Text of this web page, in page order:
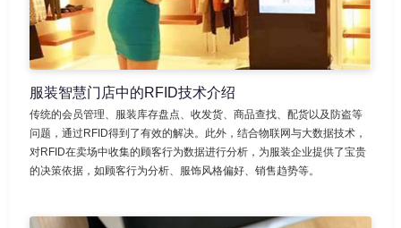
服装智慧门店中的RFID技术介绍
传统的会员管理、服装库存盘点、收发货、商品查找、配货以及防盗等
问题，通过RFID得到了有效的解决。此外，结合物联网与大数据技术，
对RFID在卖场中收集的顾客行为数据进行分析，为服装企业提供了宝贵
的决策依据，如顾客行为分析、服饰风格偏好、销售趋势等。